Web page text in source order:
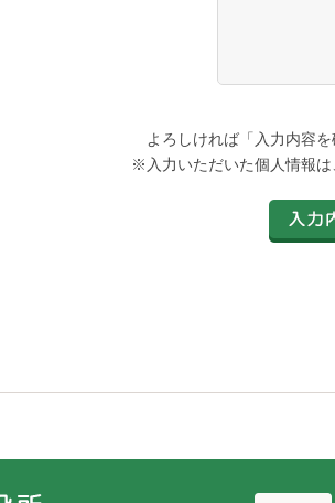
よろしければ「入力内容
※入力いただいた個人情報